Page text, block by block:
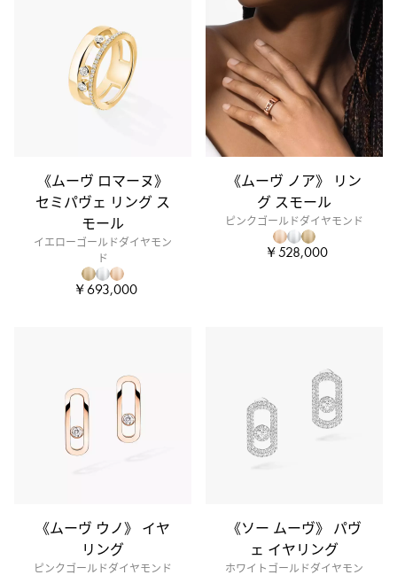
《ムーヴ ロマーヌ》
セミパヴェ リング ス
モール
イエローゴールドダイヤモン
ド
￥693,000
《ムーヴ ノア》 リン
グ スモール
ピンクゴールドダイヤモンド
￥528,000
《ムーヴ ウノ》 イヤ
リング
ピンクゴールドダイヤモンド
《ソー ムーヴ》 パヴ
ェ イヤリング
ホワイトゴールドダイヤモン